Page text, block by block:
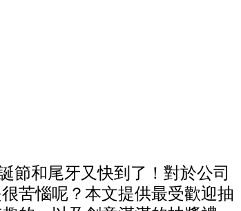
節和尾牙又快到了！對於公司
苦惱呢？本文提供最受歡迎抽